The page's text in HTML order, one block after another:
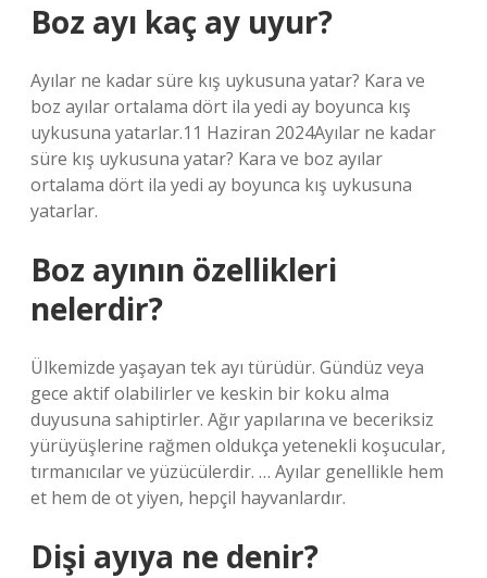
Boz ayı kaç ay uyur?
Ayılar ne kadar süre kış uykusuna yatar? Kara ve
boz ayılar ortalama dört ila yedi ay boyunca kış
uykusuna yatarlar.11 Haziran 2024Ayılar ne kadar
süre kış uykusuna yatar? Kara ve boz ayılar
ortalama dört ila yedi ay boyunca kış uykusuna
yatarlar.
Boz ayının özellikleri
nelerdir?
Ülkemizde yaşayan tek ayı türüdür. Gündüz veya
gece aktif olabilirler ve keskin bir koku alma
duyusuna sahiptirler. Ağır yapılarına ve beceriksiz
yürüyüşlerine rağmen oldukça yetenekli koşucular,
tırmanıcılar ve yüzücülerdir. … Ayılar genellikle hem
et hem de ot yiyen, hepçil hayvanlardır.
Dişi ayıya ne denir?